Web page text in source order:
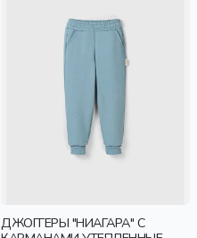
ДЖОГГЕРЫ "НИАГАРА" С